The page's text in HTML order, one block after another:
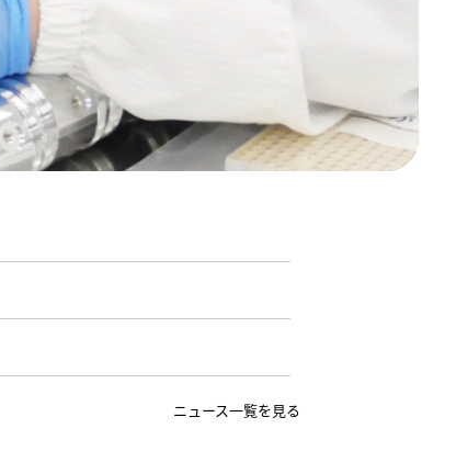
ニュース一覧を見る